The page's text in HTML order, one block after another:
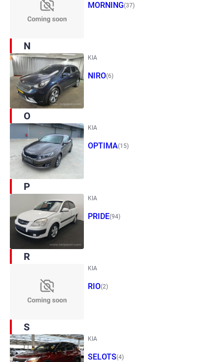
MORNING(37)
N
KIA
NIRO(6)
O
KIA
OPTIMA(15)
P
KIA
PRIDE(94)
R
KIA
RIO(2)
S
KIA
SELOTS(4)